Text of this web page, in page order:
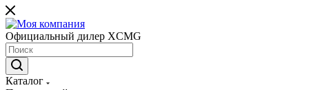
Официальный дилер XCMG
Каталог